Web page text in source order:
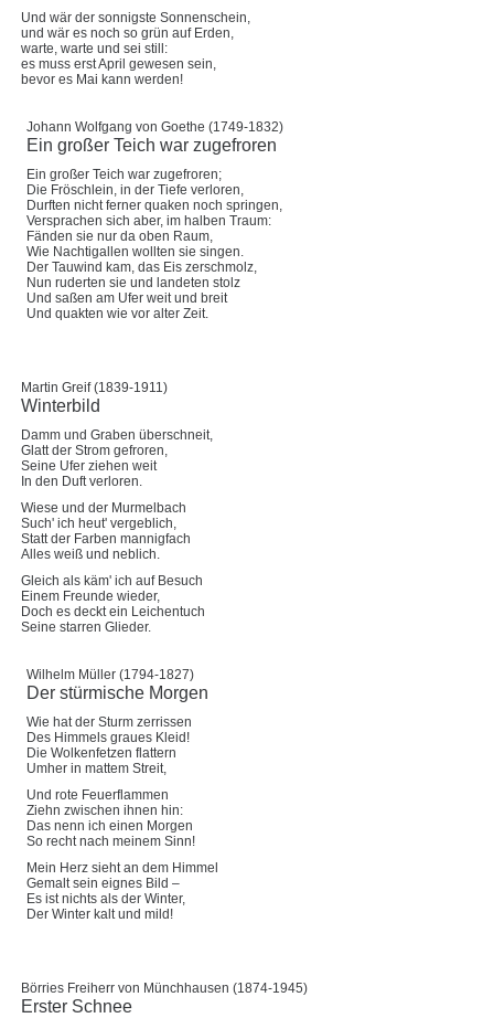
Und wär der sonnigste Sonnenschein,
und wär es noch so grün auf Erden,
warte, warte und sei still:
es muss erst April gewesen sein,
bevor es Mai kann werden!
Johann Wolfgang von Goethe (1749-1832)
Ein großer Teich war zugefroren
Ein großer Teich war zugefroren;
Die Fröschlein, in der Tiefe verloren,
Durften nicht ferner quaken noch springen,
Versprachen sich aber, im halben Traum:
Fänden sie nur da oben Raum,
Wie Nachtigallen wollten sie singen.
Der Tauwind kam, das Eis zerschmolz,
Nun ruderten sie und landeten stolz
Und saßen am Ufer weit und breit
Und quakten wie vor alter Zeit.
Martin Greif (1839-1911)
Winterbild
Damm und Graben überschneit,
Glatt der Strom gefroren,
Seine Ufer ziehen weit
In den Duft verloren.
Wiese und der Murmelbach
Such' ich heut' vergeblich,
Statt der Farben mannigfach
Alles weiß und neblich.
Gleich als käm' ich auf Besuch
Einem Freunde wieder,
Doch es deckt ein Leichentuch
Seine starren Glieder.
Wilhelm Müller (1794-1827)
Der stürmische Morgen
Wie hat der Sturm zerrissen
Des Himmels graues Kleid!
Die Wolkenfetzen flattern
Umher in mattem Streit,
Und rote Feuerflammen
Ziehn zwischen ihnen hin:
Das nenn ich einen Morgen
So recht nach meinem Sinn!
Mein Herz sieht an dem Himmel
Gemalt sein eignes Bild –
Es ist nichts als der Winter,
Der Winter kalt und mild!
Börries Freiherr von Münchhausen (1874-1945)
Erster Schnee